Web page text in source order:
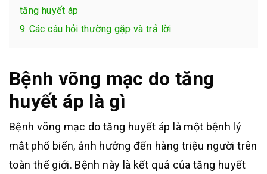
tăng huyết áp
9 Các câu hỏi thường gặp và trả lời
Bệnh võng mạc do tăng
huyết áp là gì
Bệnh võng mạc do tăng huyết áp là một bệnh lý
mắt phổ biến, ảnh hưởng đến hàng triệu người trên
toàn thế giới. Bệnh này là kết quả của tăng huyết